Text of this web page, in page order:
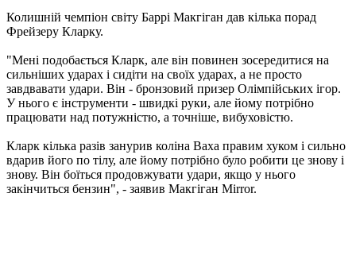
Колишній чемпіон світу Баррі Макгіган дав кілька порад
Фрейзеру Кларку.
"Мені подобається Кларк, але він повинен зосередитися на
сильніших ударах і сидіти на своїх ударах, а не просто
завдвавати удари. Він - бронзовий призер Олімпійських ігор.
У нього є інструменти - швидкі руки, але йому потрібно
працювати над потужністю, а точніше, вибуховістю.
Кларк кілька разів занурив коліна Ваха правим хуком і сильно
вдарив його по тілу, але йому потрібно було робити це знову і
знову. Він боїться продовжувати удари, якщо у нього
закінчиться бензин", - заявив Макгіган Mirror.